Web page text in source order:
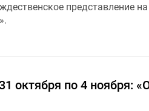
представление на
октября по 4 ноября: